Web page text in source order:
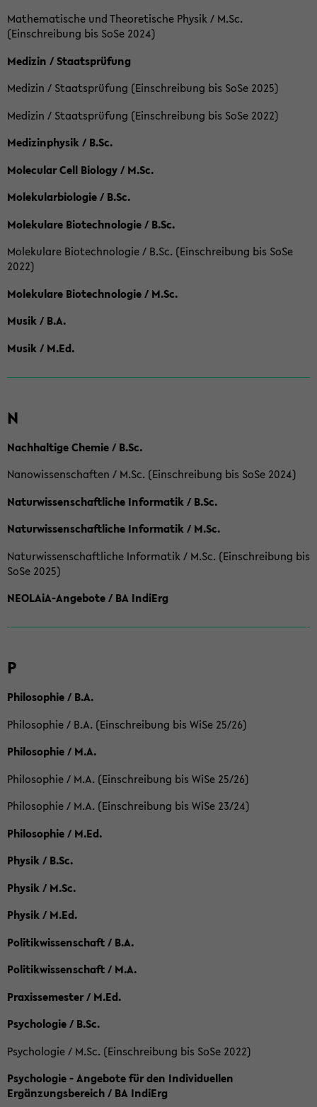
Mathematische und Theoretische Physik / M.Sc.
(Einschreibung bis SoSe 2024)
Medizin / Staatsprüfung
Medizin / Staatsprüfung (Einschreibung bis SoSe 2025)
Medizin / Staatsprüfung (Einschreibung bis SoSe 2022)
Medizinphysik / B.Sc.
Molecular Cell Biology / M.Sc.
Molekularbiologie / B.Sc.
Molekulare Biotechnologie / B.Sc.
Molekulare Biotechnologie / B.Sc. (Einschreibung bis SoSe
2022)
Molekulare Biotechnologie / M.Sc.
Musik / B.A.
Musik / M.Ed.
N
Nachhaltige Chemie / B.Sc.
Nanowissenschaften / M.Sc. (Einschreibung bis SoSe 2024)
Naturwissenschaftliche Informatik / B.Sc.
Naturwissenschaftliche Informatik / M.Sc.
Naturwissenschaftliche Informatik / M.Sc. (Einschreibung bis
SoSe 2025)
NEOLAiA-Angebote / BA IndiErg
P
Philosophie / B.A.
Philosophie / B.A. (Einschreibung bis WiSe 25/26)
Philosophie / M.A.
Philosophie / M.A. (Einschreibung bis WiSe 25/26)
Philosophie / M.A. (Einschreibung bis WiSe 23/24)
Philosophie / M.Ed.
Physik / B.Sc.
Physik / M.Sc.
Physik / M.Ed.
Politikwissenschaft / B.A.
Politikwissenschaft / M.A.
Praxissemester / M.Ed.
Psychologie / B.Sc.
Psychologie / M.Sc. (Einschreibung bis SoSe 2022)
Psychologie - Angebote für den Individuellen
Ergänzungsbereich / BA IndiErg